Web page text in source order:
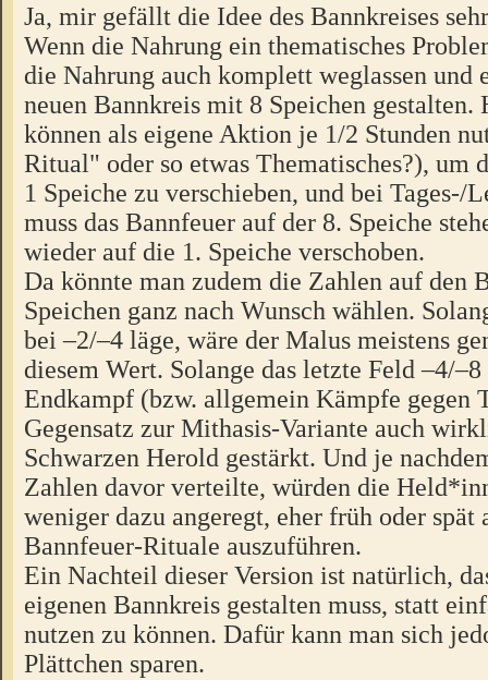
Ja, mir gefällt die Idee des Bannkreises
Wenn die Nahrung ein thematisches
die Nahrung auch komplett weglassen und
neuen Bannkreis mit 8 Speichen gestalten.
können als eigene Aktion je 1/2 Stunden
Ritual" oder so etwas Thematisches?), um
1 Speiche zu verschieben, und bei Tages-/
muss das Bannfeuer auf der 8. Speiche
wieder auf die 1. Speiche verschoben.
Da könnte man zudem die Zahlen auf den
Speichen ganz nach Wunsch wählen.
bei –2/–4 läge, wäre der Malus meistens
diesem Wert. Solange das letzte Feld –4/
Endkampf (bzw. allgemein Kämpfe gegen
Gegensatz zur Mithasis-Variante auch
Schwarzen Herold gestärkt. Und je
Zahlen davor verteilte, würden die
weniger dazu angeregt, eher früh oder spät
Bannfeuer-Rituale auszuführen.
Ein Nachteil dieser Version ist natürlich,
eigenen Bannkreis gestalten muss, statt
nutzen zu können. Dafür kann man sich
Plättchen sparen.